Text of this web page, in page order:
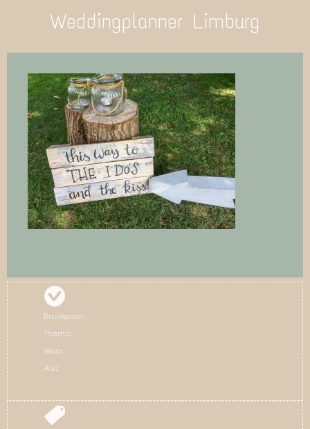
Weddingplanner Limburg
Bruidspaar:
Thema:
Waar:
Als: